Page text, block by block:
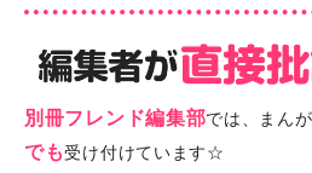
別冊フレンド編集部では、まん
でも受け付けています☆